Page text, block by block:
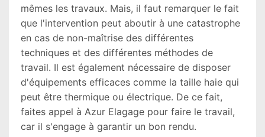
mêmes les travaux. Mais, il faut remarquer le fait
que l'intervention peut aboutir à une catastrophe
en cas de non-maîtrise des différentes
techniques et des différentes méthodes de
travail. Il est également nécessaire de disposer
d'équipements efficaces comme la taille haie qui
peut être thermique ou électrique. De ce fait,
faites appel à Azur Elagage pour faire le travail,
car il s'engage à garantir un bon rendu.